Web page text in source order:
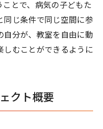
とで、病気の子どもた
同じ条件で同じ空間に参
自分が、教室を自由に動
しむことができるように
クト概要